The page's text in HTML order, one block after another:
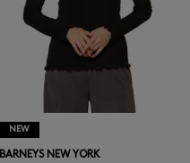
NEW
BARNEYS NEW YORK